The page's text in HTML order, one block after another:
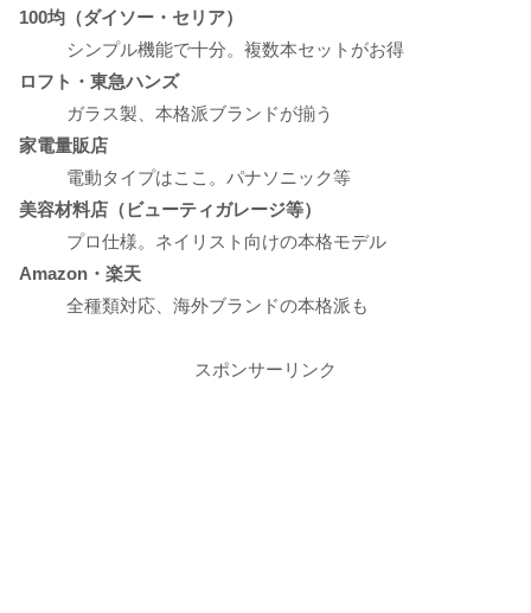
100均（ダイソー・セリア）
シンプル機能で十分。複数本セットがお得
ロフト・東急ハンズ
ガラス製、本格派ブランドが揃う
家電量販店
電動タイプはここ。パナソニック等
美容材料店（ビューティガレージ等）
プロ仕様。ネイリスト向けの本格モデル
Amazon・楽天
全種類対応、海外ブランドの本格派も
スポンサーリンク